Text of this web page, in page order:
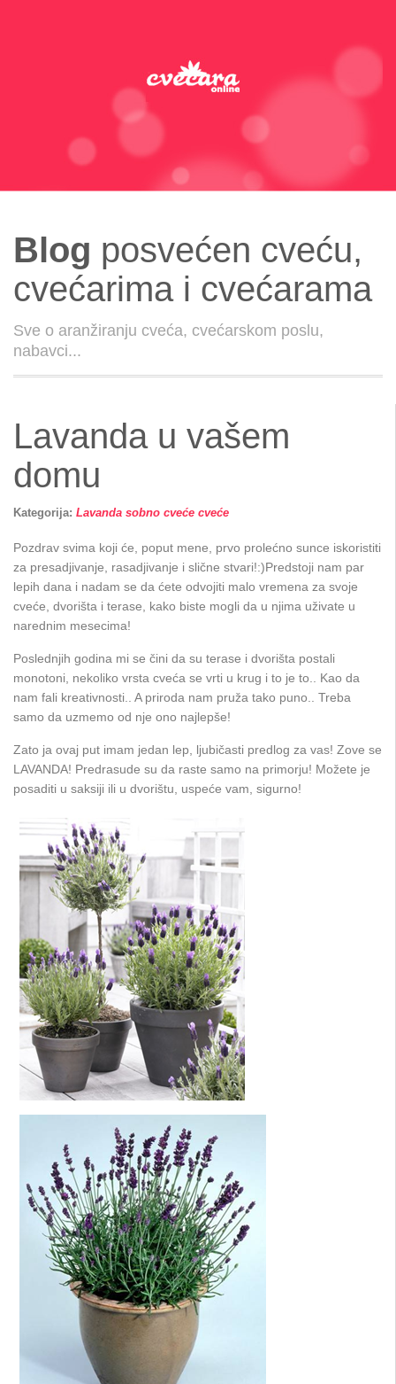
Blog posvećen cveću,
cvećarima i cvećarama
Sve o aranžiranju cveća, cvećarskom poslu,
nabavci...
Lavanda u vašem
domu
Kategorija: Lavanda sobno cveće cveće
Pozdrav svima koji će, poput mene, prvo prolećno sunce iskoristiti
za presadjivanje, rasadjivanje i slične stvari!:)Predstoji nam par
lepih dana i nadam se da ćete odvojiti malo vremena za svoje
cveće, dvorišta i terase, kako biste mogli da u njima uživate u
narednim mesecima!
Poslednjih godina mi se čini da su terase i dvorišta postali
monotoni, nekoliko vrsta cveća se vrti u krug i to je to.. Kao da
nam fali kreativnosti.. A priroda nam pruža tako puno.. Treba
samo da uzmemo od nje ono najlepše!
Zato ja ovaj put imam jedan lep, ljubičasti predlog za vas! Zove se
LAVANDA! Predrasude su da raste samo na primorju! Možete je
posaditi u saksiji ili u dvorištu, uspeće vam, sigurno!